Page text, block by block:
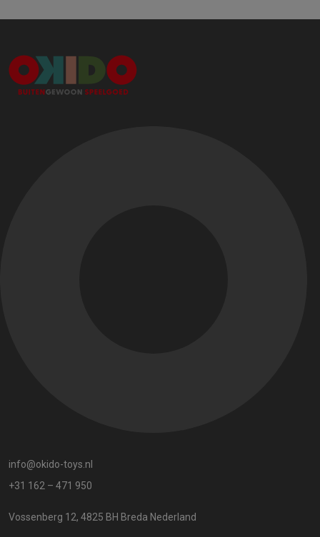
info@okido-toys.nl
+31 162 – 471 950
Vossenberg 12, 4825 BH Breda Nederland